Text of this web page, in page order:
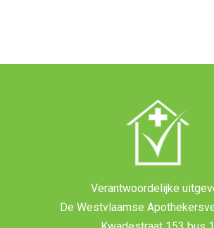
Verantwoordelijke
De Westvlaamse